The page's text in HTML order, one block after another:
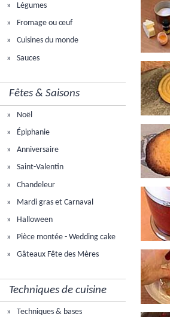
Légumes
Fromage ou œuf
Cuisines du monde
Sauces
Fêtes & Saisons
Noël
Épiphanie
Anniversaire
Saint-Valentin
Chandeleur
Mardi gras et Carnaval
Halloween
Pièce montée - Wedding cake
Gâteaux Fête des Mères
Techniques de cuisine
Techniques & bases